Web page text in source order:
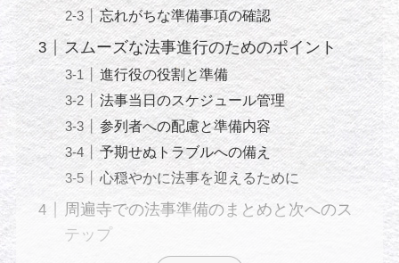
忘れがちな準備事項の確認
スムーズな法事進行のためのポイント
進行役の役割と準備
法事当日のスケジュール管理
参列者への配慮と準備内容
予期せぬトラブルへの備え
心穏やかに法事を迎えるために
周遍寺での法事準備のまとめと次へのス
テップ